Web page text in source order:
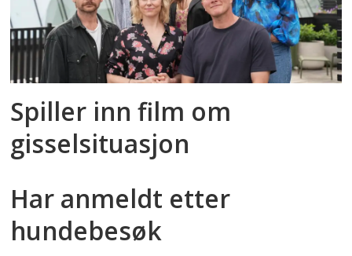
Spiller inn film om
gisselsituasjon
Har anmeldt etter
hundebesøk